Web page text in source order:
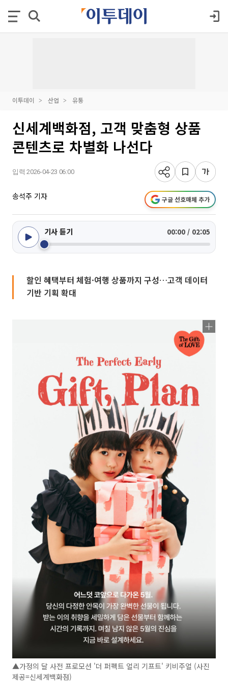
이투데이 산업 유통
신세계백화점, 고객 맞춤형 상품
콘텐츠로 차별화 나선다
입력 2026-04-23 06:00
송석주 기자 구글 선호매체 추가
기사 듣기 00:00 / 02:05
할인 혜택부터 체험·여행 상품까지 구성…고객 데이터
기반 기획 확대
▲가정의 달 사전 프로모션 '더 퍼펙트 얼리 기프트' 키비주얼 (사진
제공=신세계백화점)